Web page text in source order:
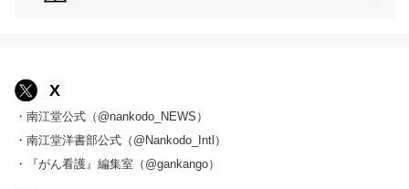
X
・南江堂公式（@nankodo_NEWS）
・南江堂洋書部公式（@Nankodo_Intl）
・『がん看護』編集室（@gankango）